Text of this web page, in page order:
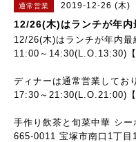
通常営業 2019-12-26 (木)
12/26(木)はランチが年内
12/26(木)はランチが年内最
11:00～14:30(L.O.13:30)【
ディナーは通常営業してお
17:30～21:30(L.O.21:00)【
手作り飲茶と旬菜中華 シー
665-0011 宝塚市南口1丁目